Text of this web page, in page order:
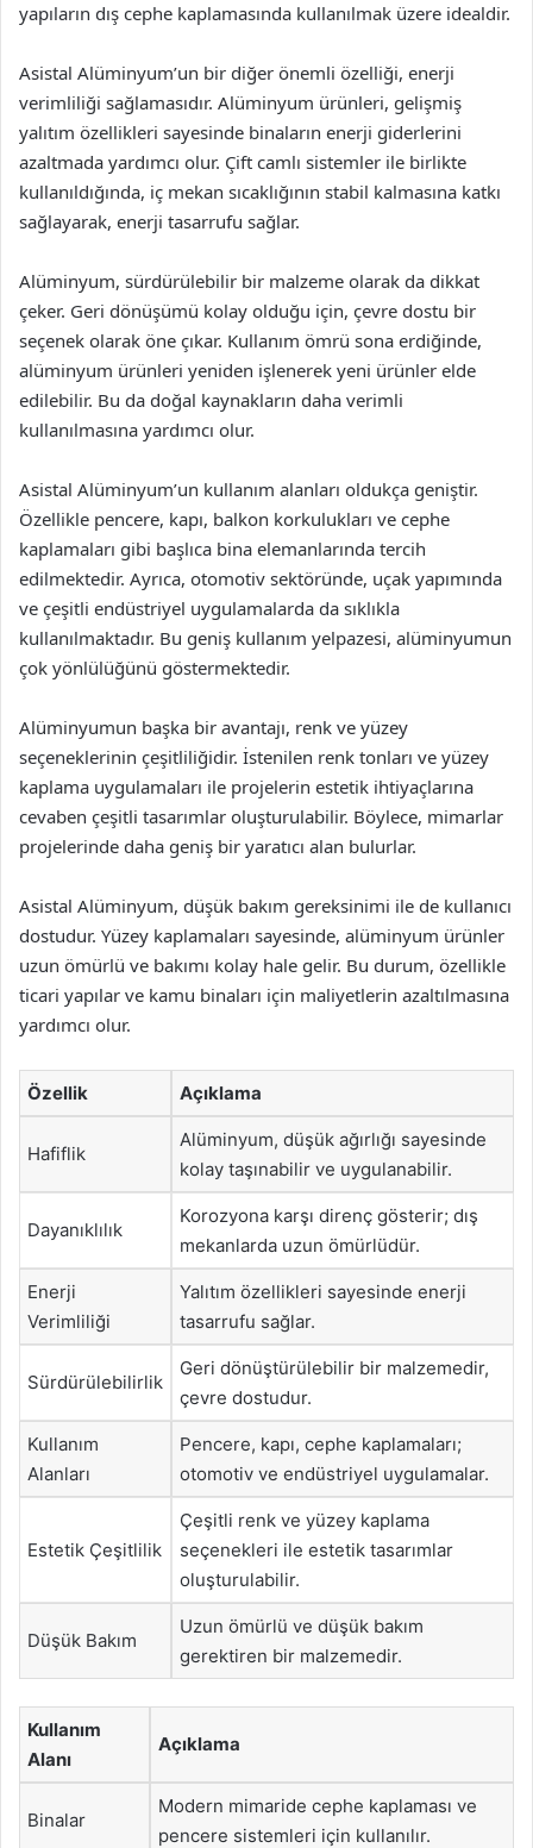
yapıların dış cephe kaplamasında kullanılmak üzere idealdir.
Asistal Alüminyum’un bir diğer önemli özelliği, enerji
verimliliği sağlamasıdır. Alüminyum ürünleri, gelişmiş
yalıtım özellikleri sayesinde binaların enerji giderlerini
azaltmada yardımcı olur. Çift camlı sistemler ile birlikte
kullanıldığında, iç mekan sıcaklığının stabil kalmasına katkı
sağlayarak, enerji tasarrufu sağlar.
Alüminyum, sürdürülebilir bir malzeme olarak da dikkat
çeker. Geri dönüşümü kolay olduğu için, çevre dostu bir
seçenek olarak öne çıkar. Kullanım ömrü sona erdiğinde,
alüminyum ürünleri yeniden işlenerek yeni ürünler elde
edilebilir. Bu da doğal kaynakların daha verimli
kullanılmasına yardımcı olur.
Asistal Alüminyum’un kullanım alanları oldukça geniştir.
Özellikle pencere, kapı, balkon korkulukları ve cephe
kaplamaları gibi başlıca bina elemanlarında tercih
edilmektedir. Ayrıca, otomotiv sektöründe, uçak yapımında
ve çeşitli endüstriyel uygulamalarda da sıklıkla
kullanılmaktadır. Bu geniş kullanım yelpazesi, alüminyumun
çok yönlülüğünü göstermektedir.
Alüminyumun başka bir avantajı, renk ve yüzey
seçeneklerinin çeşitliliğidir. İstenilen renk tonları ve yüzey
kaplama uygulamaları ile projelerin estetik ihtiyaçlarına
cevaben çeşitli tasarımlar oluşturulabilir. Böylece, mimarlar
projelerinde daha geniş bir yaratıcı alan bulurlar.
Asistal Alüminyum, düşük bakım gereksinimi ile de kullanıcı
dostudur. Yüzey kaplamaları sayesinde, alüminyum ürünler
uzun ömürlü ve bakımı kolay hale gelir. Bu durum, özellikle
ticari yapılar ve kamu binaları için maliyetlerin azaltılmasına
yardımcı olur.
Özellik Açıklama
Hafiflik
Alüminyum, düşük ağırlığı sayesinde
kolay taşınabilir ve uygulanabilir.
Dayanıklılık
Korozyona karşı direnç gösterir; dış
mekanlarda uzun ömürlüdür.
Enerji
Verimliliği
Yalıtım özellikleri sayesinde enerji
tasarrufu sağlar.
Sürdürülebilirlik
Geri dönüştürülebilir bir malzemedir,
çevre dostudur.
Kullanım
Alanları
Pencere, kapı, cephe kaplamaları;
otomotiv ve endüstriyel uygulamalar.
Estetik Çeşitlilik
Çeşitli renk ve yüzey kaplama
seçenekleri ile estetik tasarımlar
oluşturulabilir.
Düşük Bakım
Uzun ömürlü ve düşük bakım
gerektiren bir malzemedir.
Kullanım
Alanı
Açıklama
Binalar
Modern mimaride cephe kaplaması ve
pencere sistemleri için kullanılır.